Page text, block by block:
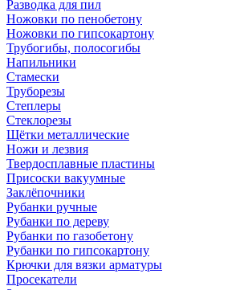
Разводка для пил
Ножовки по пенобетону
Ножовки по гипсокартону
Трубогибы, полосогибы
Напильники
Стамески
Труборезы
Степлеры
Стеклорезы
Щётки металлические
Ножи и лезвия
Твердосплавные пластины
Присоски вакуумные
Заклёпочники
Рубанки ручные
Рубанки по дереву
Рубанки по газобетону
Рубанки по гипсокартону
Крючки для вязки арматуры
Просекатели